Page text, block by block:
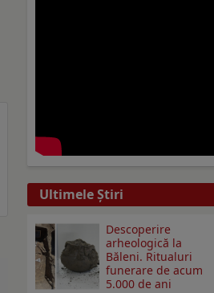
Ultimele Ştiri
Descoperire
arheologică la
Băleni. Ritualuri
funerare de acum
5.000 de ani